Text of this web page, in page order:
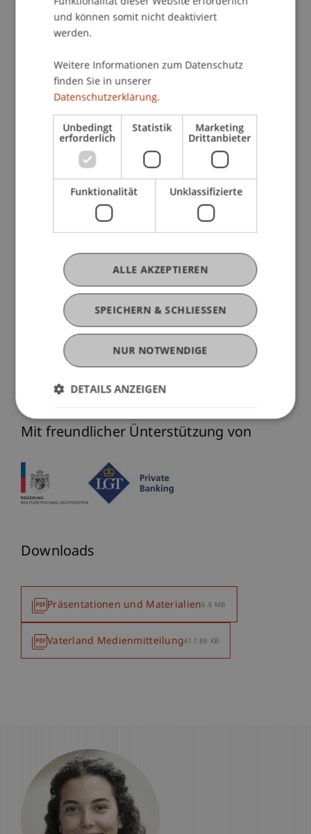
Workshop 2: Ökologische
Verantwortung und
Nachhaltigkeit für KMU
Workshop 3: Soziale
Verantwortung und
Nachhaltigkeit für KMU
Workshop 4: Digitale
Verantwortungen und KI-
Potenziale: Nachhaltige Wege für
In Kooperation mit
Mit freundlicher Ünterstützung von
Downloads
Präsentationen und Materialien6.6 MB
Vaterland Medienmitteilung417.86 KB
und können somit nicht deaktiviert
werden.
Weitere Informationen zum Datenschutz
finden Sie in unserer
Datenschutzerklärung.
Unbedingt
erforderlich
Statistik Marketing
Drittanbieter
Funktionalität Unklassifizierte
SPEICHERN & SCHLIESSEN
ALLE AKZEPTIEREN
NUR NOTWENDIGE
DETAILS ANZEIGEN